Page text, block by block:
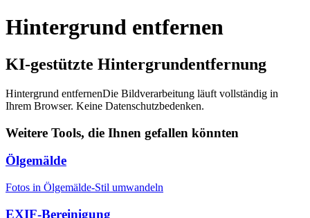
Hintergrund entfernen
KI-gestützte Hintergrundentfernung
Hintergrund entfernenDie Bildverarbeitung läuft vollständig in
Ihrem Browser. Keine Datenschutzbedenken.
Weitere Tools, die Ihnen gefallen könnten
Ölgemälde
Fotos in Ölgemälde-Stil umwandeln
EXIF-Bereinigung